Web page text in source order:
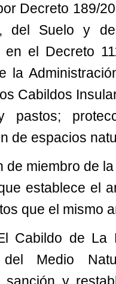
Decreto 189/
del Suelo y de
en el Decreto
la
Cabildos
pastos;
de espacios
de miembro de
establece el
que el mismo
Cabildo de La
del Medio